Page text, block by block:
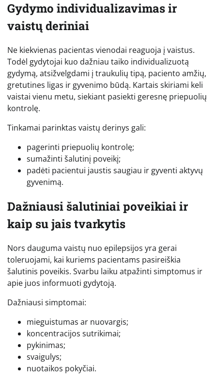
Gydymo individualizavimas ir
vaistų deriniai
Ne kiekvienas pacientas vienodai reaguoja į vaistus.
Todėl gydytojai kuo dažniau taiko individualizuotą
gydymą, atsižvelgdami į traukulių tipą, paciento amžių,
gretutines ligas ir gyvenimo būdą. Kartais skiriami keli
vaistai vienu metu, siekiant pasiekti geresnę priepuolių
kontrolę.
Tinkamai parinktas vaistų derinys gali:
pagerinti priepuolių kontrolę;
sumažinti šalutinį poveikį;
padėti pacientui jaustis saugiau ir gyventi aktyvų
gyvenimą.
Dažniausi šalutiniai poveikiai ir
kaip su jais tvarkytis
Nors dauguma vaistų nuo epilepsijos yra gerai
toleruojami, kai kuriems pacientams pasireiškia
šalutinis poveikis. Svarbu laiku atpažinti simptomus ir
apie juos informuoti gydytoją.
Dažniausi simptomai:
mieguistumas ar nuovargis;
koncentracijos sutrikimai;
pykinimas;
svaigulys;
nuotaikos pokyčiai.